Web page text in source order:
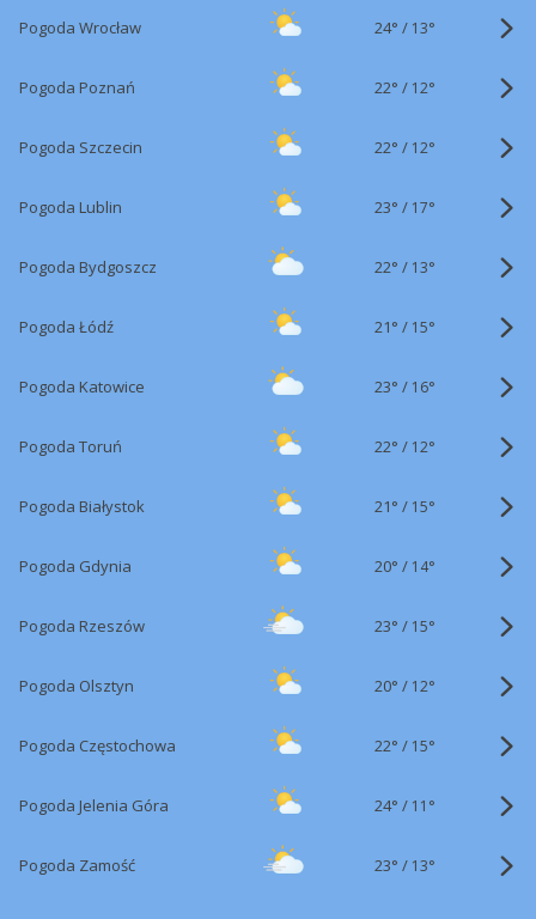
Pogoda Wrocław 24° / 13°
Pogoda Poznań 22° / 12°
Pogoda Szczecin 22° / 12°
Pogoda Lublin 23° / 17°
Pogoda Bydgoszcz 22° / 13°
Pogoda Łódź 21° / 15°
Pogoda Katowice 23° / 16°
Pogoda Toruń 22° / 12°
Pogoda Białystok 21° / 15°
Pogoda Gdynia 20° / 14°
Pogoda Rzeszów 23° / 15°
Pogoda Olsztyn 20° / 12°
Pogoda Częstochowa 22° / 15°
Pogoda Jelenia Góra 24° / 11°
Pogoda Zamość 23° / 13°